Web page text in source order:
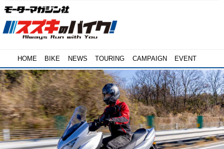
HOME BIKE NEWS TOURING CAMPAIGN EVENT